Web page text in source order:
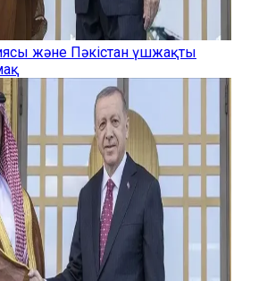
және Пәкістан үшжақты